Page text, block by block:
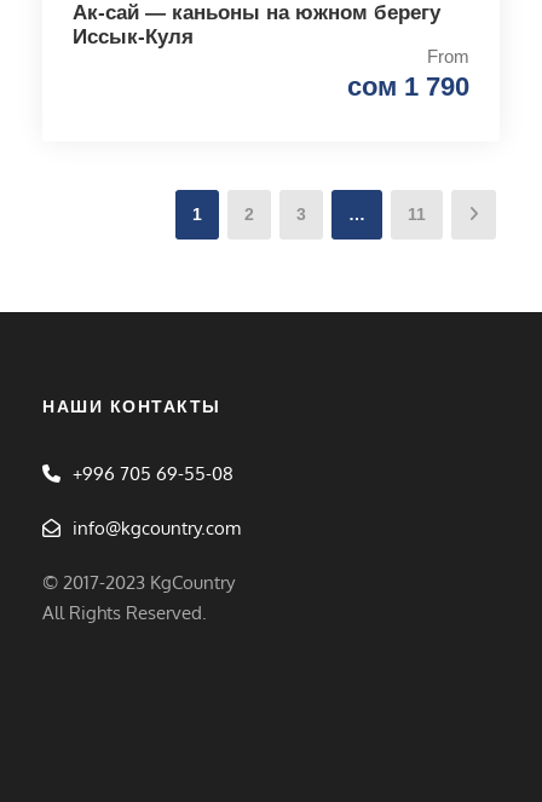
Ак-сай — каньоны на южном берегу
Иссык-Куля
From
сом 1 790
1 2 3 … 11
НАШИ КОНТАКТЫ
+996 705 69-55-08
info@kgcountry.com
© 2017-2023 KgCountry
All Rights Reserved.